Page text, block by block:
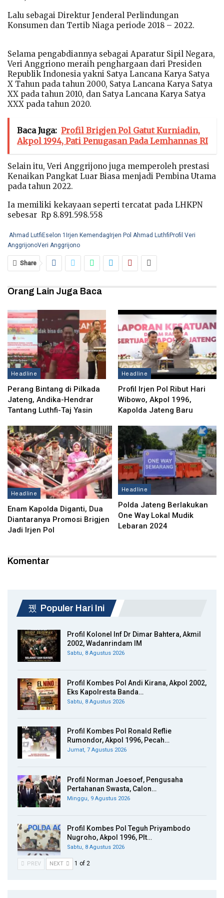
Lalu sebagai Direktur Jenderal Perlindungan
Konsumen dan Tertib Niaga periode 2018 – 2022.
Selama pengabdiannya sebagai Aparatur Sipil Negara,
Veri Anggriono meraih penghargaan dari Presiden
Republik Indonesia yakni Satya Lancana Karya Satya
X Tahun pada tahun 2000, Satya Lancana Karya Satya
XX pada tahun 2010, dan Satya Lancana Karya Satya
XXX pada tahun 2020.
Baca Juga: Profil Brigjen Pol Gatut Kurniadin,
Akpol 1994, Pati Penugasan Pada Lemhannas RI
Selain itu, Veri Anggrijono juga memperoleh prestasi
Kenaikan Pangkat Luar Biasa menjadi Pembina Utama
pada tahun 2022.
Ia memiliki kekayaan seperti tercatat pada LHKPN
sebesar Rp 8.891.598.558
Ahmad Lutfi Eselon 1 Irjen Kemendag Irjen Pol Ahmad Luthfi Profil Veri
AnggrijonoVeri Anggrijono
Share
Orang Lain Juga Baca
Headline
Perang Bintang di Pilkada
Jateng, Andika-Hendrar
Tantang Luthfi-Taj Yasin
Headline
Profil Irjen Pol Ribut Hari
Wibowo, Akpol 1996,
Kapolda Jateng Baru
Headline
Enam Kapolda Diganti, Dua
Diantaranya Promosi Brigjen
Jadi Irjen Pol
Headline
Polda Jateng Berlakukan
One Way Lokal Mudik
Lebaran 2024
Komentar
Populer Hari Ini
Profil Kolonel Inf Dr Dimar Bahtera, Akmil
2002, Wadanrindam IM
Sabtu, 8 Agustus 2026
Profil Kombes Pol Andi Kirana, Akpol 2002,
Eks Kapolresta Banda…
Sabtu, 8 Agustus 2026
Profil Kombes Pol Ronald Reflie
Rumondor, Akpol 1996, Pecah…
Jumat, 7 Agustus 2026
Profil Norman Joesoef, Pengusaha
Pertahanan Swasta, Calon…
Minggu, 9 Agustus 2026
Profil Kombes Pol Teguh Priyambodo
Nugroho, Akpol 1996, Plt…
Sabtu, 8 Agustus 2026
PREV NEXT 1 of 2